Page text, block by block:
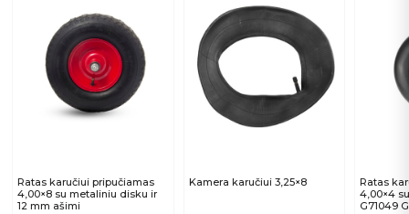
Ratas karučiui pripučiamas
4,00×8 su metaliniu disku ir
12 mm ašimi
Kamera karučiui 3,25×8
Ratas
4,00×4
G71049